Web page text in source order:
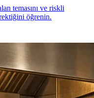
temasını ve riskli
öğrenin.